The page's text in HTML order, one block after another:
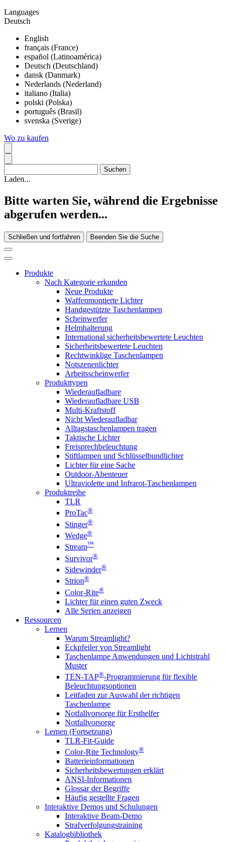
Languages
Deutsch
English
français (France)
español (Latinoamérica)
Deutsch (Deutschland)
dansk (Danmark)
Nederlands (Nederland)
italiano (Italia)
polski (Polska)
português (Brasil)
svenska (Sverige)
Wo zu kaufen
Laden...
Bitte warten Sie, während die Ergebnisse
abgerufen werden...
Schließen und fortfahren Beenden Sie die Suche
Produkte
Nach Kategorie erkunden
Neue Produkte
Waffenmontierte Lichter
Handgestützte Taschenlampen
Scheinwerfer
Helmhalterung
International sicherheitsbewertete Leuchten
Sicherheitsbewertete Leuchten
Rechtwinklige Taschenlampen
Notszenenlichter
Arbeitsscheinwerfer
Produkttypen
Wiederaufladbare
Wiederaufladbare USB
Multi-Kraftstoff
Nicht Wiederaufladbar
Alltagstaschenlampen tragen
Taktische Lichter
Freisprechbeleuchtung
Stiftlampen und Schlüsselbundlichter
Lichter für eine Sache
Outdoor-Abenteuer
Ultraviolette und Infrarot-Taschenlampen
Produktreihe
TLR
ProTac®
Stinger®
Wedge®
Stream™
Survivor®
Sidewinder®
Strion®
Color-Rite®
Lichter für einen guten Zweck
Alle Serien anzeigen
Ressourcen
Lernen
Warum Streamlight?
Eckpfeiler von Streamlight
Taschenlampe Anwendungen und Lichtstrahl
Muster
TEN-TAP®-Programmierung für flexible
Beleuchtungsoptionen
Leitfaden zur Auswahl der richtigen
Taschenlampe
Notfallvorsorge für Ersthelfer
Notfallvorsorge
Lernen (Fortsetzung)
TLR-Fit-Guide
Color-Rite Technology®
Batterieinformationen
Sicherheitsbewertungen erklärt
ANSI-Informationen
Glossar der Begriffe
Häufig gestellte Fragen
Interaktive Demos und Schulungen
Interaktive Beam-Demo
Strafverfolgungstraining
Katalogbibliothek